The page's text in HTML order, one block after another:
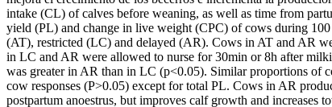
intake (CL) of calves before weaning, as well as time from
yield (PL) and change in live weight (CPC) of cows during
(AT), restricted (LC) and delayed (AR). Cows in AT and AR
in LC and AR were allowed to nurse for 30min or 8h after
was greater in AR than in LC (p<0.05). Similar proportions of
cow responses (P>0.05) except for total PL. Cows in AR
postpartum anoestrus, but improves calf growth and increases